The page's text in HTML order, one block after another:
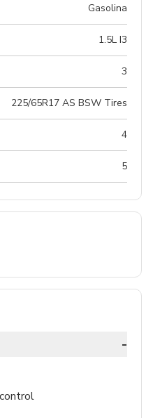
Gasolina
1.5L I3
3
225/65R17 AS BSW Tires
4
5
-